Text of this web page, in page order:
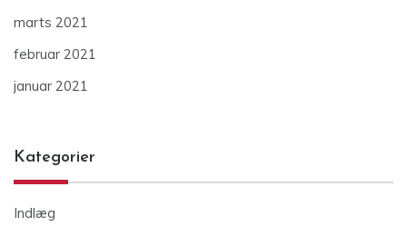
marts 2021
februar 2021
januar 2021
Kategorier
Indlæg